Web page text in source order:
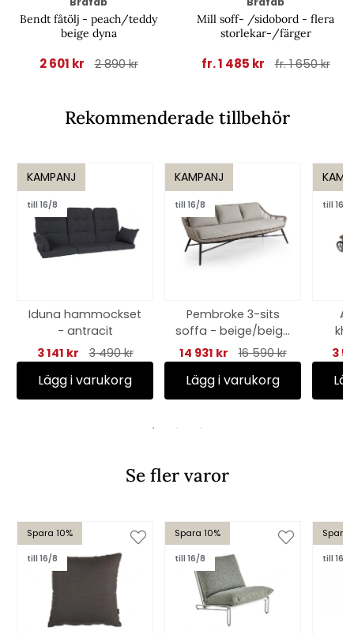
Bendt fåtölj - peach/teddy
beige dyna
2 601 kr 2 890 kr
Mill soff- /sidobord - flera
storlekar-/färger
fr. 1 485 kr fr. 1 650 kr
Rekommenderade tillbehör
KAMPANJ
till 16/8
Iduna hammockset
- antracit
3 141 kr
3 490 kr
Lägg i varukorg
KAMPANJ
till 16/8
Pembroke 3-sits
soffa - beige/beige
dyna
14 931 kr 16 590 kr
Lägg i varukorg
till 16/8
3
Se fler varor
Spara 10%
till 16/8
Spara 10%
till 16/8
Spara
till 16/8